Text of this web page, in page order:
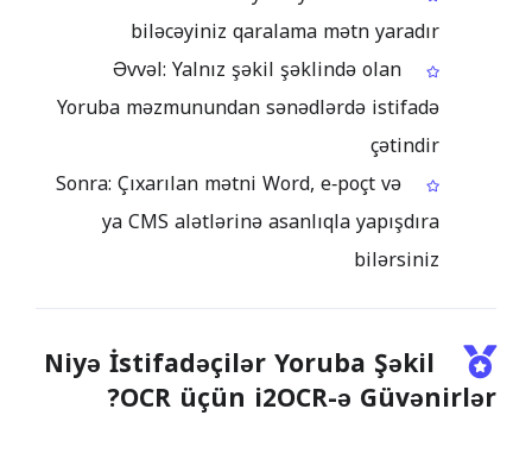
biləcəyiniz qaralama mətn yaradır
Əvvəl: Yalnız şəkil şəklində olan
Yoruba məzmunundan sənədlərdə istifadə
çətindir
Sonra: Çıxarılan mətni Word, e‑poçt və
ya CMS alətlərinə asanlıqla yapışdıra
bilərsiniz
Niyə İstifadəçilər Yoruba Şəkil
OCR üçün i2OCR-ə Güvənirlər?